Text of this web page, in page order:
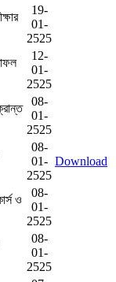
19-
01-
2525
12-
01-
2525
08-
01-
2525
08-
01-
2525
Download
ও
08-
01-
2525
08-
01-
2525